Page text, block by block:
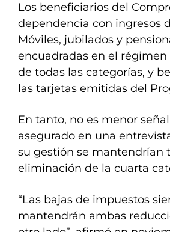
Los beneficiarios del
dependencia con ingresos
Móviles, jubilados y
encuadradas en el
de todas las categorías, y
las tarjetas emitidas del
En tanto, no es menor
asegurado en una
su gestión se mantendrían
eliminación de la cuarta
“Las bajas de impuestos
mantendrán ambas